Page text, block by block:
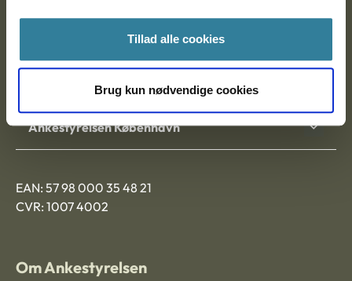
Tillad alle cookies
Brug kun nødvendige cookies
9000 Aalborg
Ankestyrelsen København
EAN: 57 98 000 35 48 21
CVR: 1007 4002
Om Ankestyrelsen